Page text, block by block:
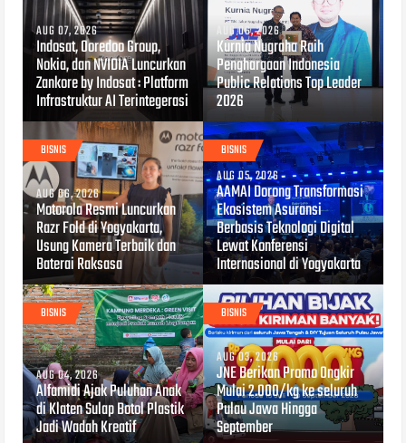
AUG 07, 2026
Indosat, Ooredoo Group,
Nokia, dan NVIDIA Luncurkan
Zankore by Indosat : Platform
Infrastruktur AI Terintegerasi
AUG 06, 2026
Kurnia Nugraha Raih
Penghargaan Indonesia
Public Relations Top Leader
2026
BISNIS
AUG 06, 2026
Motorola Resmi Luncurkan
Razr Fold di Yogyakarta,
Usung Kamera Terbaik dan
Baterai Raksasa
BISNIS
AUG 05, 2026
AAMAI Dorong Transformasi
Ekosistem Asuransi
Berbasis Teknologi Digital
Lewat Konferensi
Internasional di Yogyakarta
BISNIS
AUG 04, 2026
Alfamidi Ajak Puluhan Anak
di Klaten Sulap Botol Plastik
Jadi Wadah Kreatif
BISNIS
AUG 03, 2026
JNE Berikan Promo Ongkir
Mulai 2.000/kg ke seluruh
Pulau Jawa Hingga
September